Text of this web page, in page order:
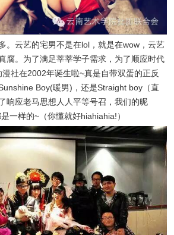
。云艺的宅男不是在lol，就是在wow，云艺
腐。为了满足莘莘学子需求，为了顺应时代
漫社在2002年诞生啦~真是自带双蛋的正反
Boy(暖男)，还是Straight boy（直
响应老马思想人人平等号召，我们的昵
一样的~（你懂就好hiahiahia!）